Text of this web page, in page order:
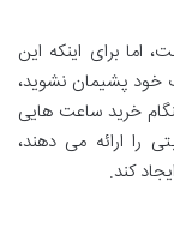
برای اینکه این
خود پشیمان نشوید،
خرید ساعت هایی
را ارائه می دهند،
کند.